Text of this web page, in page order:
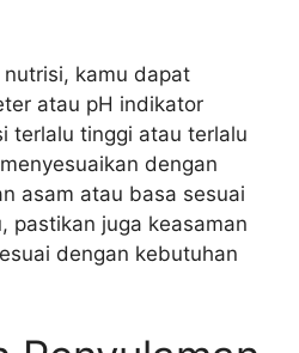
kamu dapat
atau pH indikator
terlalu tinggi atau terlalu
dengan
asam atau basa sesuai
pastikan juga keasaman
dengan kebutuhan